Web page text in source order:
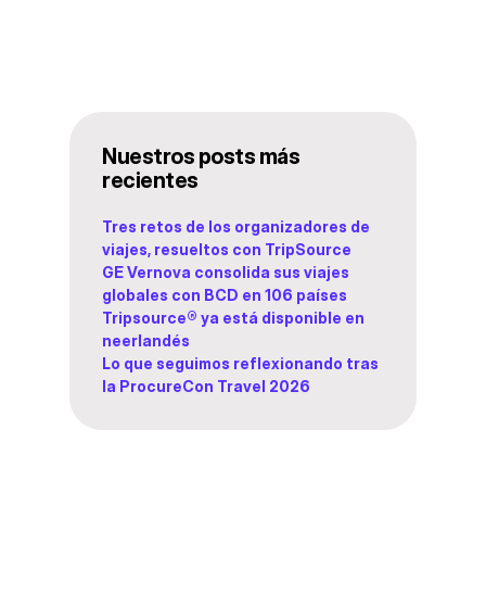
Nuestros posts más
recientes
Tres retos de los organizadores de
viajes, resueltos con TripSource
GE Vernova consolida sus viajes
globales con BCD en 106 países
Tripsource® ya está disponible en
neerlandés
Lo que seguimos reflexionando tras
la ProcureCon Travel 2026